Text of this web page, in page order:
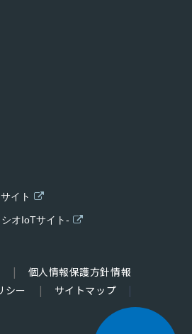
イト
オIoTサイト-
個人情報保護方針情報
シー
サイトマップ